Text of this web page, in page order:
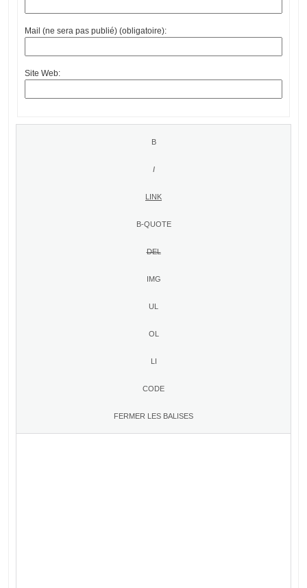
Mail (ne sera pas publié) (obligatoire):
Site Web: